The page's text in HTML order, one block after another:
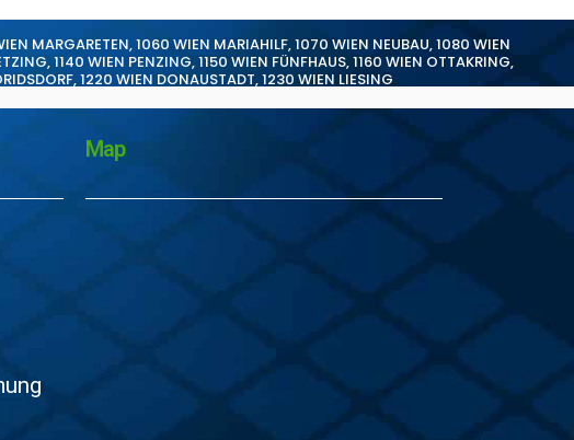
MARGARETEN,1060 WIEN MARIAHILF,1070 WIEN NEUBAU,1080 WIEN
,1140 WIEN PENZING,1150 WIEN FÜNFHAUS,1160 WIEN OTTAKRING,
,1220 WIEN DONAUSTADT,1230 WIEN LIESING
Map